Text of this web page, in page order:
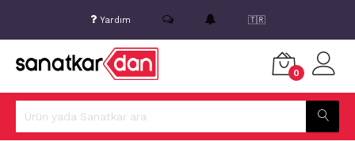
Yardım 🇹🇷
0